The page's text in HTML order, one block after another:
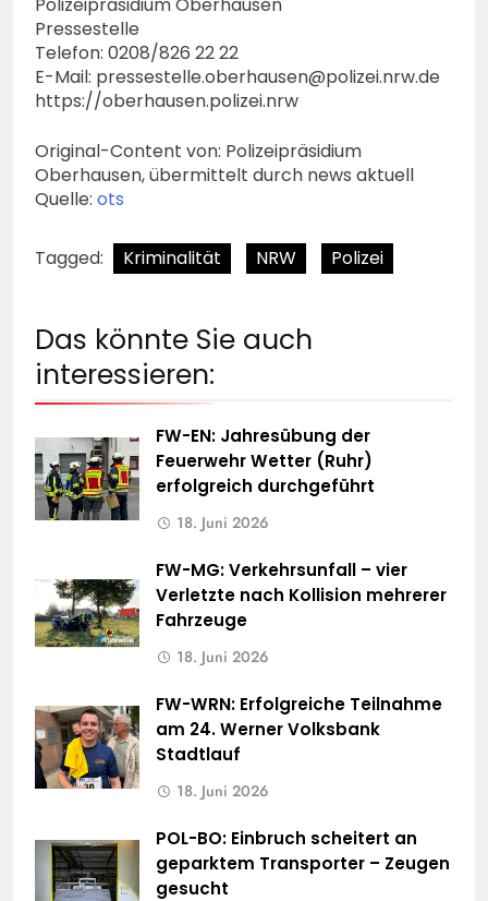
Pressestelle
Telefon: 0208/826 22 22
E-Mail: pressestelle.oberhausen@polizei.nrw.de
https://oberhausen.polizei.nrw
Original-Content von: Polizeipräsidium
Oberhausen, übermittelt durch news aktuell
Quelle: ots
Tagged: Kriminalität NRW Polizei
Das könnte Sie auch
interessieren:
FW-EN: Jahresübung der
Feuerwehr Wetter (Ruhr)
erfolgreich durchgeführt
18. Juni 2026
FW-MG: Verkehrsunfall – vier
Verletzte nach Kollision mehrerer
Fahrzeuge
18. Juni 2026
FW-WRN: Erfolgreiche Teilnahme
am 24. Werner Volksbank
Stadtlauf
18. Juni 2026
POL-BO: Einbruch scheitert an
geparktem Transporter – Zeugen
gesucht